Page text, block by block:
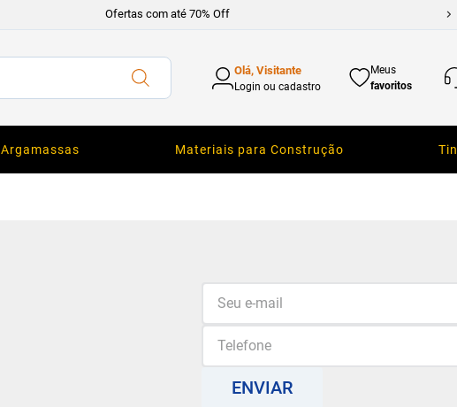
Ofertas com até 70% Off
Olá, Visitante
Login ou cadastro
Meus
favoritos
Argamassas Materiais para Construção
ENVIAR